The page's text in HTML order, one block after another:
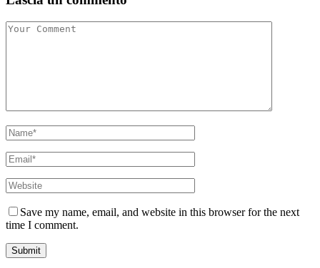
Save my name, email, and website in this browser for the next
time I comment.